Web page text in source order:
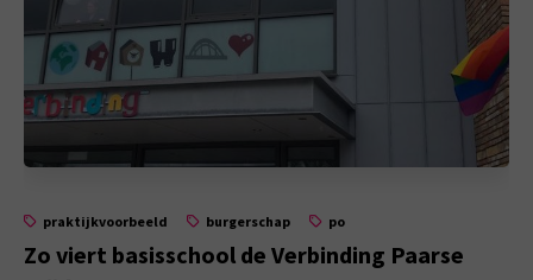
praktijkvoorbeeld burgerschap po
Zo viert basisschool de Verbinding Paarse